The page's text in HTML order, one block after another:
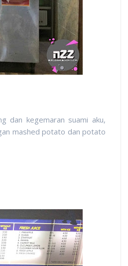
dan kegemaran suami aku,
mashed potato dan potato